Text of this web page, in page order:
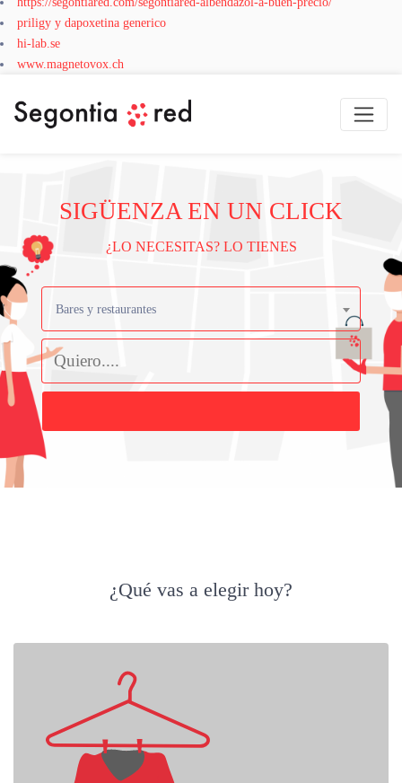
priligy y dapoxetina generico
hi-lab.se
www.magnetovox.ch
SIGÜENZA EN UN CLICK
¿LO NECESITAS? LO TIENES
Bares y restaurantes
¿Qué vas a elegir hoy?